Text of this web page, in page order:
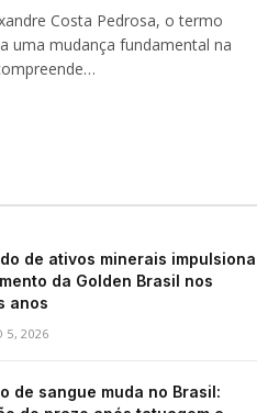
Costa Pedrosa, o termo
uma mudança fundamental na
de ativos minerais impulsiona
da Golden Brasil nos
anos
5, 2026
de sangue muda no Brasil: